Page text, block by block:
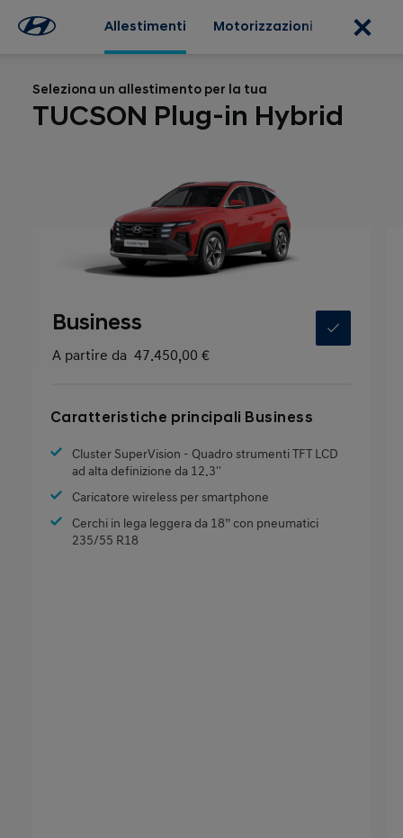
Allestimenti Motorizzazioni
Seleziona un allestimento per la tua
TUCSON Plug-in Hybrid
Business
A partire da 47.450,00 €
Caratteristiche principali Business
Cluster SuperVision - Quadro strumenti TFT LCD
ad alta definizione da 12.3''
Caricatore wireless per smartphone
Cerchi in lega leggera da 18” con pneumatici
235/55 R18